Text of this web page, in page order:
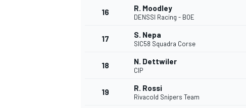
16 R. Moodley
DENSSI Racing - BOE
17 S. Nepa
SIC58 Squadra Corse
18 N. Dettwiler
CIP
19 R. Rossi
Rivacold Snipers Team